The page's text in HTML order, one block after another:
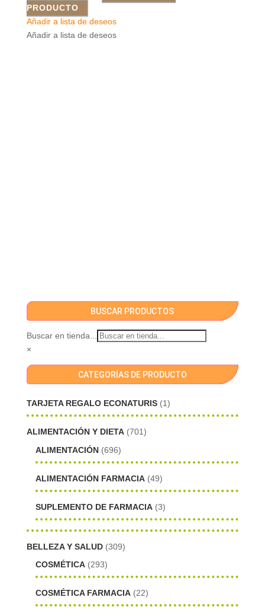
PRODUCTO
Añadir a lista de deseos
Añadir a lista de deseos
BUSCAR PRODUCTOS
Buscar en tienda...
×
CATEGORÍAS DE PRODUCTO
TARJETA REGALO ECONATURIS (1)
ALIMENTACIÓN Y DIETA (701)
ALIMENTACIÓN (696)
ALIMENTACIÓN FARMACIA (49)
SUPLEMENTO DE FARMACIA (3)
BELLEZA Y SALUD (309)
COSMÉTICA (293)
COSMÉTICA FARMACIA (22)